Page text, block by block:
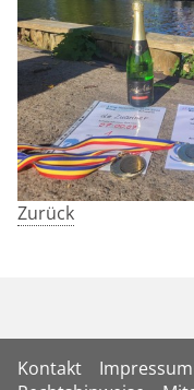
Zurück
Kontakt Impressum